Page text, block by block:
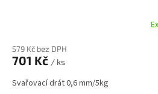
579 Kč bez DPH
701 Kč / ks
Svařovací drát 0,6 mm/5kg